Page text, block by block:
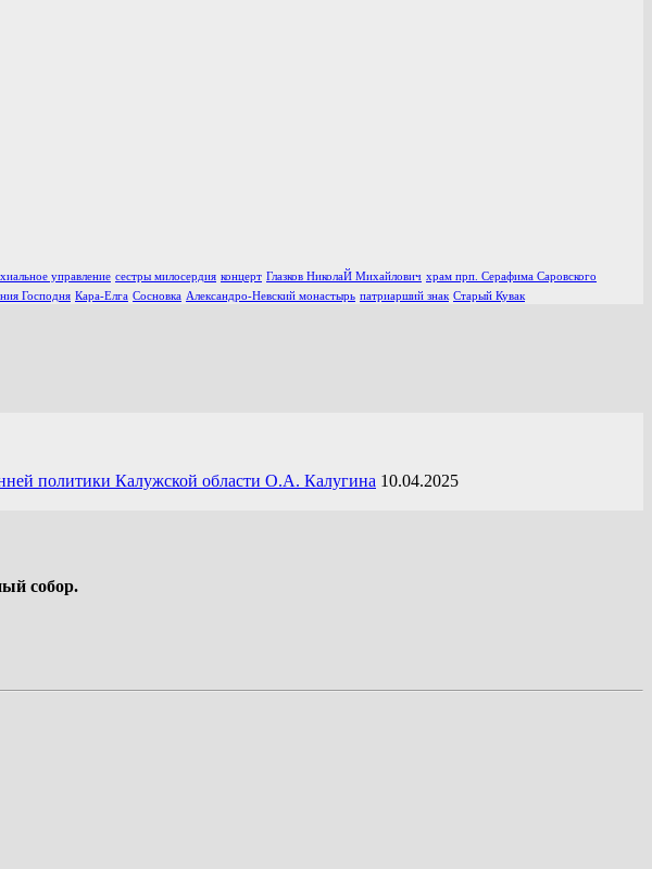
управление сестры милосердия концерт Глазков НиколаЙ Михайлович храм прп. Серафима Саровского
Господня Кара-Елга Сосновка Александро-Невский монастырь патриарший знак Старый Кувак
политики Калужской области О.А. Калугина 10.04.2025
собор.